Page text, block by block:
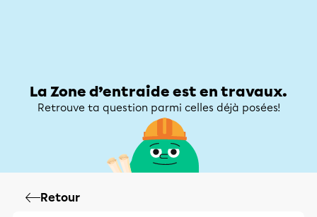
La Zone d’entraide est en travaux.
Retrouve ta question parmi celles déjà posées!
Retour